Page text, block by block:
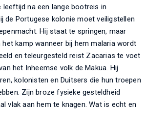
leeftijd na een lange bootreis in
de Portugese kolonie moet veiligstellen
Hij staat te springen, maar
kamp wanneer bij hem malaria wordt
en teleurgesteld reist Zacarias te voet
het Inheemse volk de Makua. Hij
kolonisten en Duitsers die hun troepen
Zijn broze fysieke gesteldheid
vlak aan hem te knagen. Wat is echt en